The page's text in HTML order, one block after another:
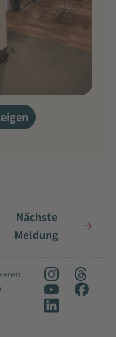
Nächste
Meldung